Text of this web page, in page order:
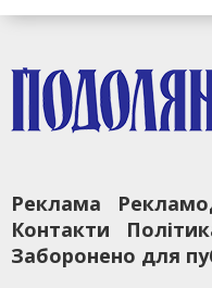
Реклама
Контакти
Заборонено для